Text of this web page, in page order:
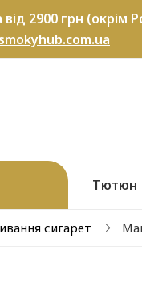
2900 грн (окрім
smokyhub.com.ua
Тютюн
сигарет